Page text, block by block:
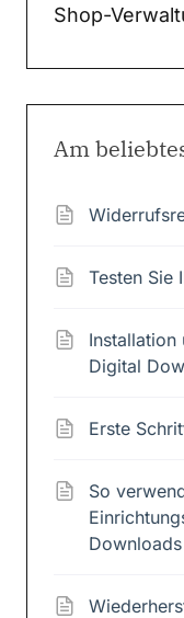
Shop-
Am
Testen Sie
Installation
Digital
Erste
So
Downloads